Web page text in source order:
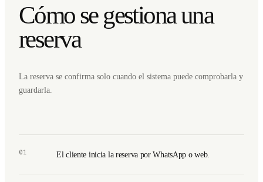
Cómo se gestiona una
reserva
La reserva se confirma solo cuando el sistema puede comprobarla y
guardarla.
01 El cliente inicia la reserva por WhatsApp o web.